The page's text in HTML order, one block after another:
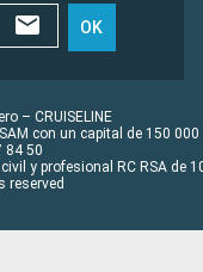
OK
– CRUISELINE
con un capital de 150 000
84 50
y profesional RC RSA de
reserved